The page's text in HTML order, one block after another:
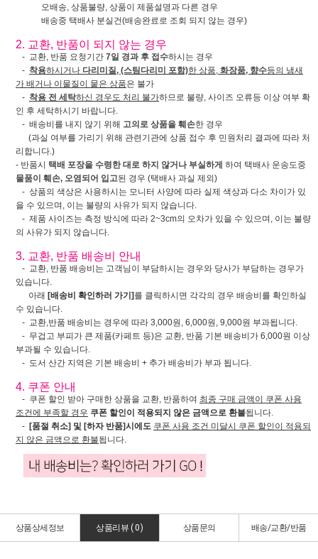
오배송, 상품불량, 상품이 제품설명과 다른 경우
배송중 택배사 분실건(배송완료로 조회 되지 않는 경우)
2. 교환, 반품이 되지 않는 경우
- 교환, 반품 요청기간 7일 경과 후 접수하시는 경우
- 착용하시거나 다리미질, (스팀다리미 포함)한 상품, 화장품, 향수등의 냄새
가 배거나 이물질이 뭍은 상품은 불가
- 착용 전 세탁하신 경우도 처리 불가하므로 불량, 사이즈 오류등 이상 여부 확
인 후 세탁하시기 바랍니다.
- 배송비를 내지 않기 위해 고의로 상품을 훼손한 경우
(과실 여부를 가리기 위해 관련기관에 상품 접수 후 민원처리 결과에 따라 처
리합니다.)
- 반품시 택배 포장을 수령한 대로 하지 않거나 부실하게 하여 택배사 운송도중
물품이 훼손, 오염되어 입고된 경우 (택배사 과실 제외)
- 상품의 색상은 사용하시는 모니터 사양에 따라 실제 색상과 다소 차이가 있
을 수 있으며, 이는 불량의 사유가 되지 않습니다.
- 제품 사이즈는 측정 방식에 따라 2~3cm의 오차가 있을 수 있으며, 이는 불량
의 사유가 되지 않습니다.
3. 교환, 반품 배송비 안내
- 교환, 반품 배송비는 고객님이 부담하시는 경우와 당사가 부담하는 경우가
있습니다.
아래 [배송비 확인하러 가기] 를 클릭하시면 각각의 경우 배송비를 확인하실
수 있습니다.
- 교환,반품 배송비는 경우에 따라 3,000원, 6,000원, 9,000원 부과됩니다.
- 무겁고 부피가 큰 제품(카페트 등)은 교환, 반품 기본 배송비가 6,000원 이상
부과될 수 있습니다.
- 도서 산간 지역은 기본 배송비 + 추가 배송비가 부과 됩니다.
4. 쿠폰 안내
- 쿠폰 할인 받아 구매한 상품을 교환, 반품하여 최종 구매 금액이 쿠폰 사용
조건에 부족할 경우 쿠폰 할인이 적용되지 않은 금액으로 환불됩니다.
- [품절 취소] 및 [하자 반품]시에도 쿠폰 사용 조건 미달시 쿠폰 할인이 적용되
지 않은 금액으로 환불됩니다.
상품상세정보 상품리뷰 ( 0) 상품문의 배송/교환/반품